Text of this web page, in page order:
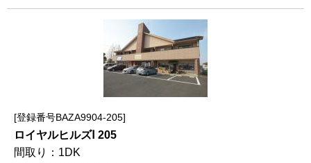
登録番号BAZA9904-205
ロイヤルヒルズⅠ 205
1DK